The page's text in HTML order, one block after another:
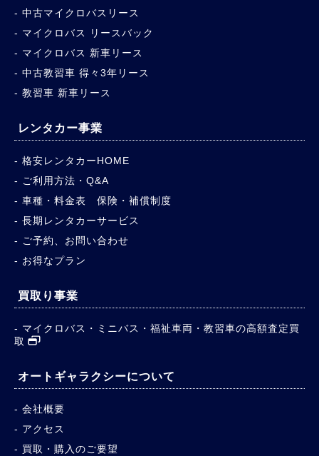
中古マイクロバスリース
マイクロバス リースバック
マイクロバス 新車リース
中古教習車 得々3年リース
教習車 新車リース
レンタカー事業
格安レンタカーHOME
ご利用方法・Q&A
車種・料金表 保険・補償制度
長期レンタカーサービス
ご予約、お問い合わせ
お得なプラン
買取り事業
マイクロバス・ミニバス・福祉車両・教習車の高額査定買
取
オートギャラクシーについて
会社概要
アクセス
買取・購入のご要望